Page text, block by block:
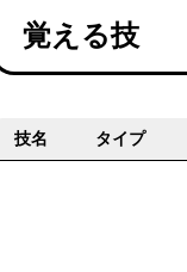
覚える技
技名 タイプ